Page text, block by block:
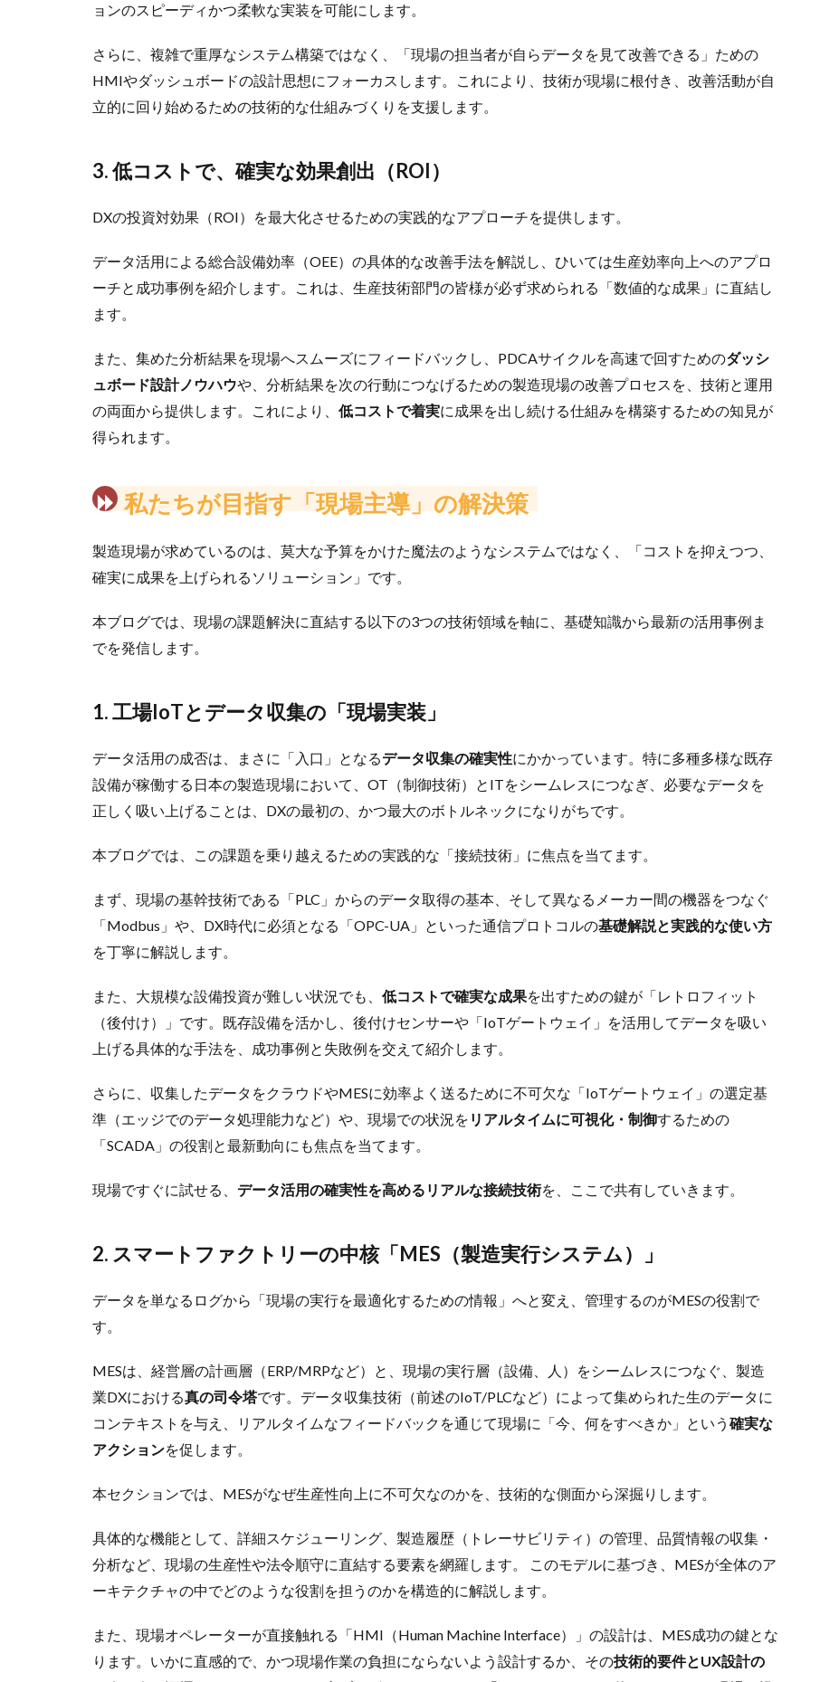
ョンのスピーディかつ柔軟な実装を可能にします。
さらに、複雑で重厚なシステム構築ではなく、「現場の担当者が自らデータを見て改善できる」ための
HMIやダッシュボードの設計思想にフォーカスします。これにより、技術が現場に根付き、改善活動が自
立的に回り始めるための技術的な仕組みづくりを支援します。
3. 低コストで、確実な効果創出（ROI）
DXの投資対効果（ROI）を最大化させるための実践的なアプローチを提供します。
データ活用による総合設備効率（OEE）の具体的な改善手法を解説し、ひいては生産効率向上へのアプロ
ーチと成功事例を紹介します。これは、生産技術部門の皆様が必ず求められる「数値的な成果」に直結し
ます。
また、集めた分析結果を現場へスムーズにフィードバックし、PDCAサイクルを高速で回すためのダッシ
ュボード設計ノウハウや、分析結果を次の行動につなげるための製造現場の改善プロセスを、技術と運用
の両面から提供します。これにより、 低コストで着実に成果を出し続ける仕組みを構築するための知見が
得られます。
私たちが目指す「現場主導」の解決策
製造現場が求めているのは、莫大な予算をかけた魔法のようなシステムではなく、「コストを抑えつつ、
確実に成果を上げられるソリューション」です。
本ブログでは、現場の課題解決に直結する以下の3つの技術領域を軸に、基礎知識から最新の活用事例ま
でを発信します。
1. 工場IoTとデータ収集の「現場実装」
データ活用の成否は、まさに「入口」となるデータ収集の確実性にかかっています。特に多種多様な既存
設備が稼働する日本の製造現場において、OT（制御技術）とITをシームレスにつなぎ、必要なデータを
正しく吸い上げることは、DXの最初の、かつ最大のボトルネックになりがちです。
本ブログでは、この課題を乗り越えるための実践的な「接続技術」に焦点を当てます。
まず、現場の基幹技術である「PLC」からのデータ取得の基本、そして異なるメーカー間の機器をつなぐ
「Modbus」や、DX時代に必須となる「OPC-UA」といった通信プロトコルの基礎解説と実践的な使い方
を丁寧に解説します。
また、大規模な設備投資が難しい状況でも、 低コストで確実な成果を出すための鍵が「レトロフィット
（後付け）」です。既存設備を活かし、後付けセンサーや「IoTゲートウェイ」を活用してデータを吸い
上げる具体的な手法を、成功事例と失敗例を交えて紹介します。
さらに、収集したデータをクラウドやMESに効率よく送るために不可欠な「IoTゲートウェイ」の選定基
準（エッジでのデータ処理能力など）や、現場での状況を リアルタイムに可視化・制御するための
「SCADA」の役割と最新動向にも焦点を当てます。
現場ですぐに試せる、 データ活用の確実性を高めるリアルな接続技術を、ここで共有していきます。
2. スマートファクトリーの中核「MES（製造実行システム）」
データを単なるログから「現場の実行を最適化するための情報」へと変え、管理するのがMESの役割で
す。
MESは、経営層の計画層（ERP/MRPなど）と、現場の実行層（設備、人）をシームレスにつなぐ、製造
業DXにおける真の司令塔です。データ収集技術（前述のIoT/PLCなど）によって集められた生のデータに
コンテキストを与え、リアルタイムなフィードバックを通じて現場に「今、何をすべきか」という 確実な
アクションを促します。
本セクションでは、MESがなぜ生産性向上に不可欠なのかを、技術的な側面から深掘りします。
具体的な機能として、詳細スケジューリング、製造履歴（トレーサビリティ）の管理、品質情報の収集・
分析など、現場の生産性や法令順守に直結する要素を網羅します。 このモデルに基づき、MESが全体のア
ーキテクチャの中でどのような役割を担うのかを構造的に解説します。
また、現場オペレーターが直接触れる「HMI（Human Machine Interface）」の設計は、MES成功の鍵とな
ります。いかに直感的で、かつ現場作業の負担にならないよう設計するか、その技術的要件とUX設計の